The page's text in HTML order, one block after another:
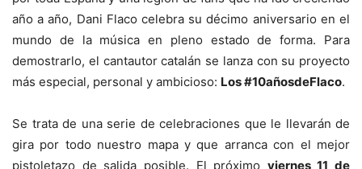
año a año, Dani Flaco celebra su décimo aniversario en el
mundo de la música en pleno estado de forma. Para
demostrarlo, el cantautor catalán se lanza con su proyecto
más especial, personal y ambicioso: Los #10añosdeFlaco.
Se trata de una serie de celebraciones que le llevarán de
gira por todo nuestro mapa y que arranca con el mejor
pistoletazo de salida posible. El próximo viernes 11 de